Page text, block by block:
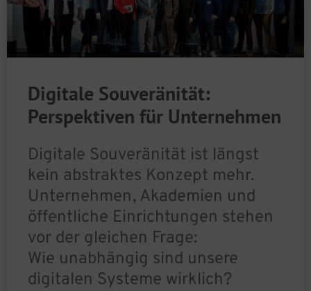
Digitale Souveränität:
Perspektiven für Unternehmen
Digitale Souveränität ist längst
kein abstraktes Konzept mehr.
Unternehmen, Akademien und
öffentliche Einrichtungen stehen
vor der gleichen Frage:
Wie unabhängig sind unsere
digitalen Systeme wirklich?